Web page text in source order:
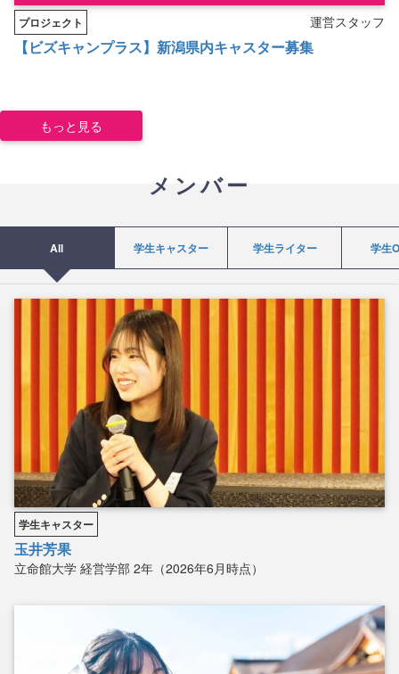
プロジェクト 運営スタッフ
【ビズキャンプラス】新潟県内キャスター募集
もっと見る
メンバー
All 学生キャスター 学生ライター 学生
学生キャスター
玉井芳果
立命館大学 経営学部 2年（2026年6月時点）